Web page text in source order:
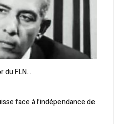
du FLN...
face à l’indépendance de